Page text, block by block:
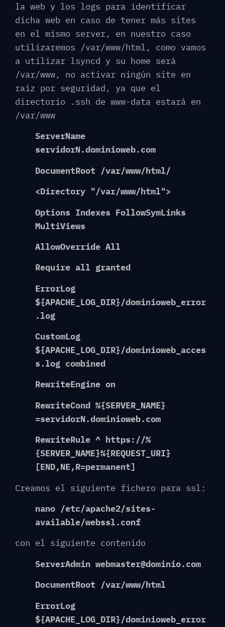
la web y los logs para identificar
dicha web en caso de tener más sites
en el mismo server, en nuestro caso
utilizaremos /var/www/html, como vamos
a utilizar lsyncd y su home será
/var/www, no activar ningún site en
raiz por seguridad, ya que el
directorio .ssh de www-data estará en
/var/www
ServerName
servidorN.dominioweb.com
DocumentRoot /var/www/html/
<Directory "/var/www/html">
Options Indexes FollowSymLinks
MultiViews
AllowOverride All
Require all granted
ErrorLog
${APACHE_LOG_DIR}/dominioweb_error
.log
CustomLog
${APACHE_LOG_DIR}/dominioweb_acces
s.log combined
RewriteEngine on
RewriteCond %{SERVER_NAME}
=servidorN.dominioweb.com
RewriteRule ^ https://%
{SERVER_NAME}%{REQUEST_URI}
[END,NE,R=permanent]
Creamos el siguiente fichero para ssl:
nano /etc/apache2/sites-
available/webssl.conf
con el siguiente contenido
ServerAdmin webmaster@dominio.com
DocumentRoot /var/www/html
ErrorLog
${APACHE_LOG_DIR}/dominioweb_error